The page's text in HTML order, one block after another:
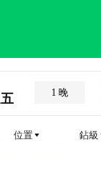
1 晚
位置 鉆級